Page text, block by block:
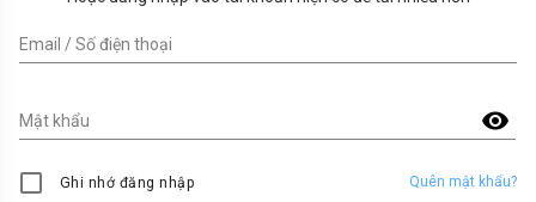
Email / Số điện thoại
visibility
Mật khẩu
Ghi nhớ đăng nhập Quên mật khẩu?